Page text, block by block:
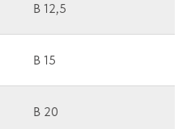
B 12,5
B 15
B 20